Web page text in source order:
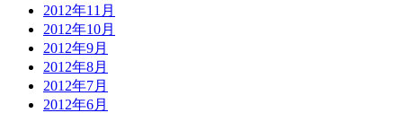
2012年11月
2012年10月
2012年9月
2012年8月
2012年7月
2012年6月